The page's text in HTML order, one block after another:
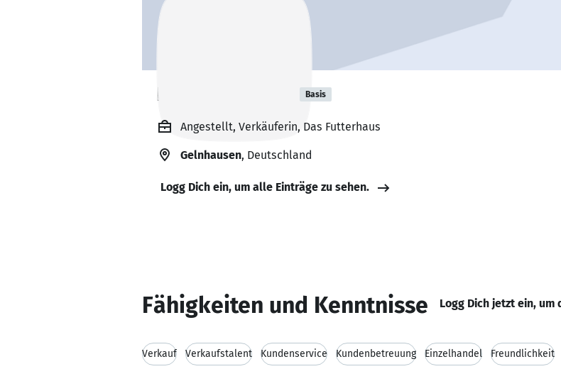
Beatrice Hüttel Basis
Angestellt, Verkäuferin, Das Futterhaus
Gelnhausen, Deutschland
Logg Dich ein, um alle Einträge zu sehen.
Fähigkeiten und Kenntnisse Logg Dich jetzt ein, um
Verkauf Verkaufstalent Kundenservice Kundenbetreuung Einzelhandel Freundlichkeit